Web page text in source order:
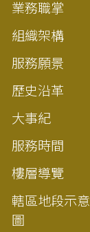
業務職掌
組織架構
服務願景
歷史沿革
大事紀
服務時間
樓層導覽
轄區地段示意
圖